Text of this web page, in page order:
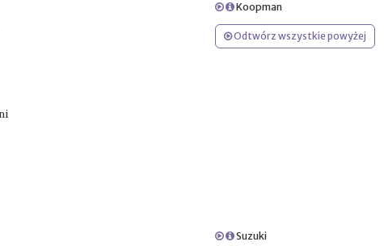
Koopman
Odtwórz wszystkie powyżej
Suzuki